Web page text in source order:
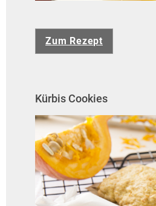
Zum Rezept
Kürbis Cookies